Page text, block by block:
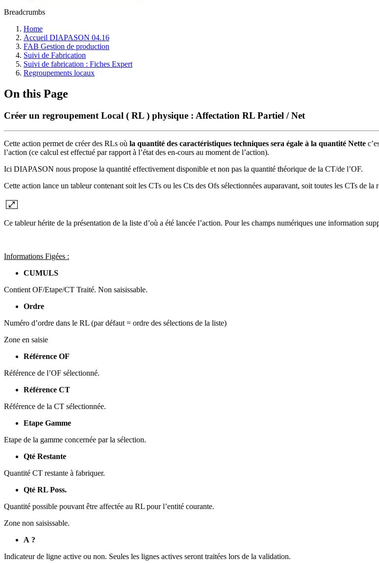
Breadcrumbs
Home
Accueil DIAPASON 04.16
FAB Gestion de production
Suivi de Fabrication
Suivi de fabrication : Fiches Expert
Regroupements locaux
On this Page
Créer un regroupement Local ( RL ) physique : Affectation RL Partiel / Net
Cette action permet de créer des RLs où la quantité des caractéristiques techniques sera égale à la quantité Nette
l’action (ce calcul est effectué par rapport à l’état des en-cours au moment de l’action).
Ici DIAPASON nous propose la quantité effectivement disponible et non pas la quantité théorique de la CT/de l’OF.
Cette action lance un tableur contenant soit les CTs ou les Cts des Ofs sélectionnées auparavant, soit toutes les CTs de la
Ce tableur hérite de la présentation de la liste d’où a été lancée l’action. Pour les champs numériques une information
Informations Figées :
CUMULS
Contient OF/Etape/CT Traité. Non saisissable.
Ordre
Numéro d’ordre dans le RL (par défaut = ordre des sélections de la liste)
Zone en saisie
Référence OF
Référence de l’OF sélectionné.
Référence CT
Référence de la CT sélectionnée.
Etape Gamme
Etape de la gamme concernée par la sélection.
Qté Restante
Quantité CT restante à fabriquer.
Qté RL Poss.
Quantité possible pouvant être affectée au RL pour l’entité courante.
Zone non saisissable.
A ?
Indicateur de ligne active ou non. Seules les lignes actives seront traitées lors de la validation.